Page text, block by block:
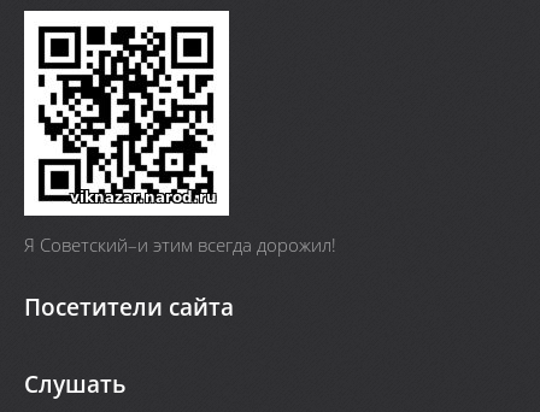
Я Cоветский–и этим всегда дорожил!
Посетители сайта
Слушать